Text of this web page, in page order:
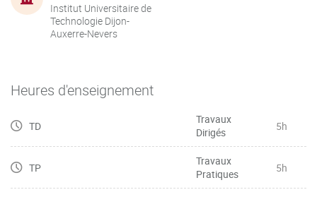
Institut Universitaire de
Technologie Dijon-
Auxerre-Nevers
Heures d'enseignement
TD
Travaux
Dirigés
5h
TP
Travaux
Pratiques
5h